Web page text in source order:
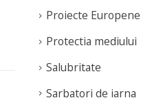
Proiecte Europene
Protectia mediului
Salubritate
Sarbatori de iarna